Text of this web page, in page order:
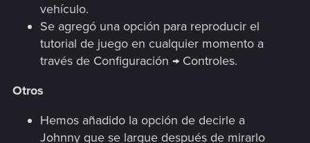
vehículo.
Se agregó una opción para reproducir el
tutorial de juego en cualquier momento a
través de Configuración → Controles.
Otros
Hemos añadido la opción de decirle a
Johnny que se largue después de mirarlo